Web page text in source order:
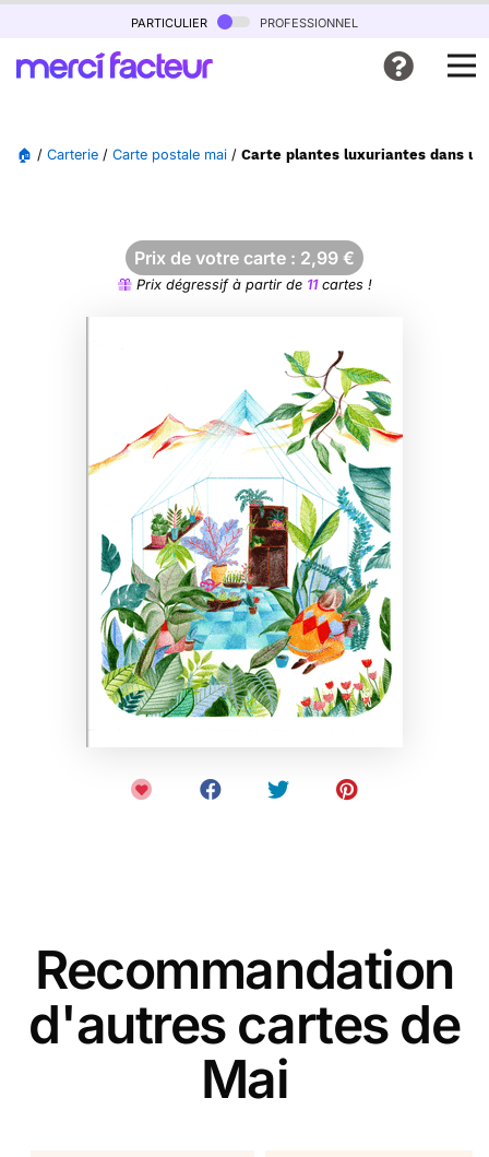
particulier professionnel
🏠 / Carterie / Carte postale mai / Carte plantes luxuriantes dans
Prix de votre carte : 2,99 €
Prix dégressif à partir de 11cartes !
Recommandation
d'autres cartes de
Mai